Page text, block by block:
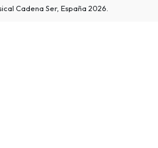
Cadena Ser, España 2026.